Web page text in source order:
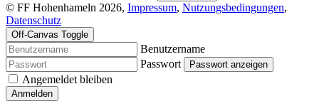
© FF Hohenhameln 2026, Impressum, Nutzungsbedingungen,
Datenschutz
Off-Canvas Toggle
Benutzername
Passwort
Passwort anzeigen
Angemeldet bleiben
Anmelden